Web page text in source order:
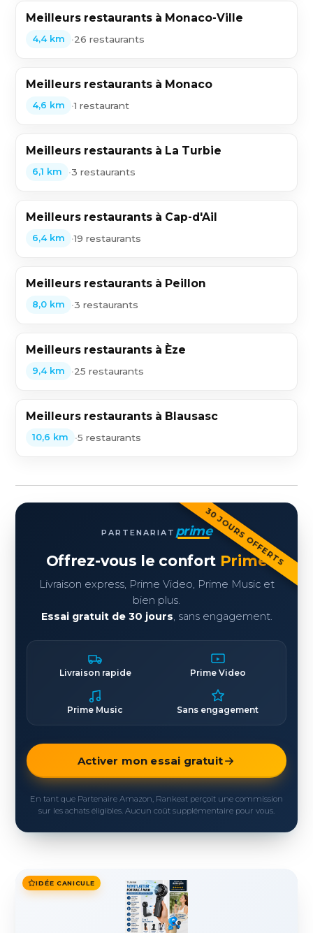
Meilleurs restaurants à Monaco-Ville
4,4 km •26 restaurants
Meilleurs restaurants à Monaco
4,6 km •1 restaurant
Meilleurs restaurants à La Turbie
6,1 km •3 restaurants
Meilleurs restaurants à Cap-d'Ail
6,4 km •19 restaurants
Meilleurs restaurants à Peillon
8,0 km •3 restaurants
Meilleurs restaurants à Èze
9,4 km •25 restaurants
Meilleurs restaurants à Blausasc
10,6 km •5 restaurants
30 JOURS OFFERTS
PARTENARIAT prime
Offrez-vous le confort Prime
Livraison express, Prime Video, Prime Music et
bien plus.
Essai gratuit de 30 jours, sans engagement.
Livraison rapide Prime Video
Prime Music Sans engagement
Activer mon essai gratuit
En tant que Partenaire Amazon, Rankeat perçoit une commission
sur les achats éligibles. Aucun coût supplémentaire pour vous.
IDÉE CANICULE